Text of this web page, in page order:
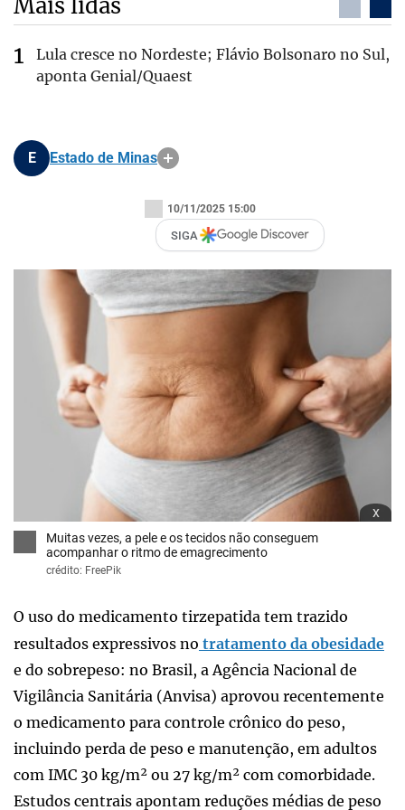
Mais lidas
Lula cresce no Nordeste; Flávio Bolsonaro no Sul,
aponta Genial/Quaest
E Estado de Minas
10/11/2025 15:00
SIGA
x
Muitas vezes, a pele e os tecidos não conseguem
acompanhar o ritmo de emagrecimento
crédito: FreePik
O uso do medicamento tirzepatida tem trazido
resultados expressivos no tratamento da obesidade
e do sobrepeso: no Brasil, a Agência Nacional de
Vigilância Sanitária (Anvisa) aprovou recentemente
o medicamento para controle crônico do peso,
incluindo perda de peso e manutenção, em adultos
com IMC 30 kg/m² ou 27 kg/m² com comorbidade.
Estudos centrais apontam reduções médias de peso